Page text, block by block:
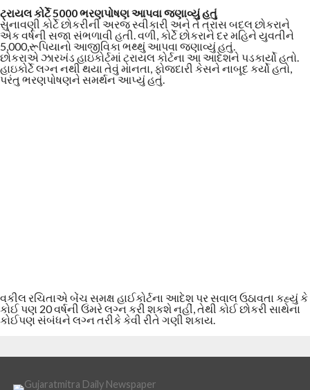
ટ્રાયલ કોર્ટે 5000 ભરણપોષણ આપવા જણાવ્યું હતું
સુનાવણી કોર્ટે છોકરીની અરજ સ્વીકારી અને તે ત્રાસ બદલ છોકરાને
એક વર્ષની સજા સંભળાવી હતી. વળી, કોર્ટે છોકરાને દર મહિને યુવતીને
5,000,રૂપિયાનો આજીવિકા ભથ્થું આપવા જણાવ્યું હતું.
છોકરાએ ઝારખંડ હાઇકોર્ટમાં ટ્રાયલ કોર્ટના આ આદેશને પડકાર્યો હતો.
હાઇકોર્ટે લગ્ન નથી થયા તેવું માનતા, ફોજદારી કેસને નાબૂદ કર્યો હતો,
પરંતુ ભરણપોષણને સમર્થન આપ્યું હતું.
વકીલ રચિતાએ બેંચ સમક્ષ હાઈકોર્ટના આદેશ પર સવાલ ઉઠાવતા કહ્યું કે
કોઈ પણ 20 વર્ષની ઉંમરે લગ્ન કરી શકશે નહીં, તેથી કોઈ છોકરી સાથેના
કોઈપણ સંબંધને લગ્ન તરીકે કેવી રીતે ગણી શકાય.